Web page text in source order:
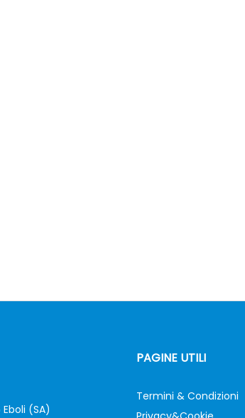
(SA)
PAGINE UTILI
Termini & Condizioni